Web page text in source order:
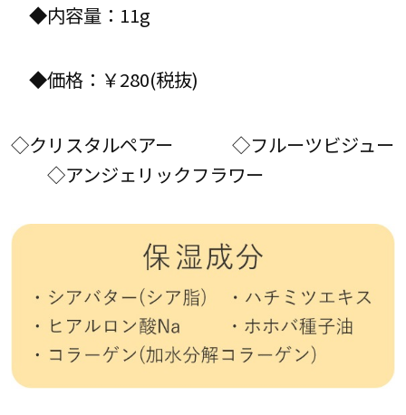
◆内容量：11g
◆価格：￥280(税抜)
◇クリスタルペアー ◇フルーツビジュー
◇アンジェリックフラワー